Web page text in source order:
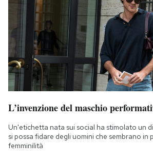
L’invenzione del maschio
Un'etichetta nata sui social ha stimolato un
si possa fidare degli uomini che sembrano in
femminilità